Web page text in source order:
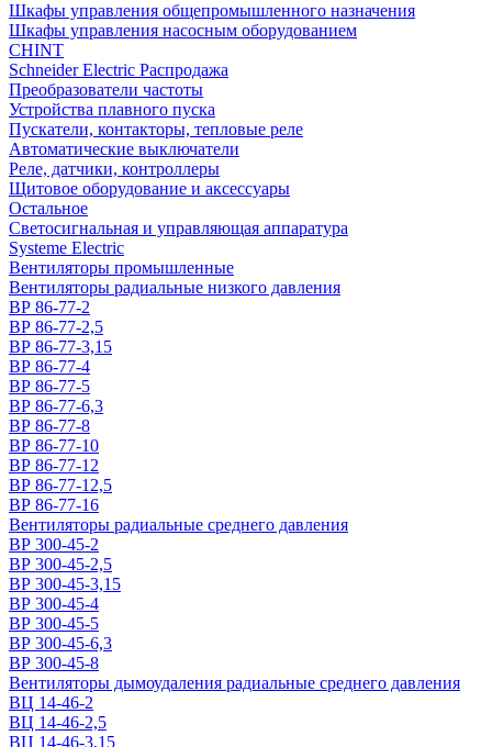
Шкафы управления общепромышленного назначения
Шкафы управления насосным оборудованием
CHINT
Schneider Electric Распродажа
Преобразователи частоты
Устройства плавного пуска
Пускатели, контакторы, тепловые реле
Автоматические выключатели
Реле, датчики, контроллеры
Щитовое оборудование и аксессуары
Остальное
Светосигнальная и управляющая аппаратура
Systeme Electric
Вентиляторы промышленные
Вентиляторы радиальные низкого давления
ВР 86-77-2
ВР 86-77-2,5
ВР 86-77-3,15
ВР 86-77-4
ВР 86-77-5
ВР 86-77-6,3
ВР 86-77-8
ВР 86-77-10
ВР 86-77-12
ВР 86-77-12,5
ВР 86-77-16
Вентиляторы радиальные среднего давления
ВР 300-45-2
ВР 300-45-2,5
ВР 300-45-3,15
ВР 300-45-4
ВР 300-45-5
ВР 300-45-6,3
ВР 300-45-8
Вентиляторы дымоудаления радиальные среднего давления
ВЦ 14-46-2
ВЦ 14-46-2,5
ВЦ 14-46-3,15